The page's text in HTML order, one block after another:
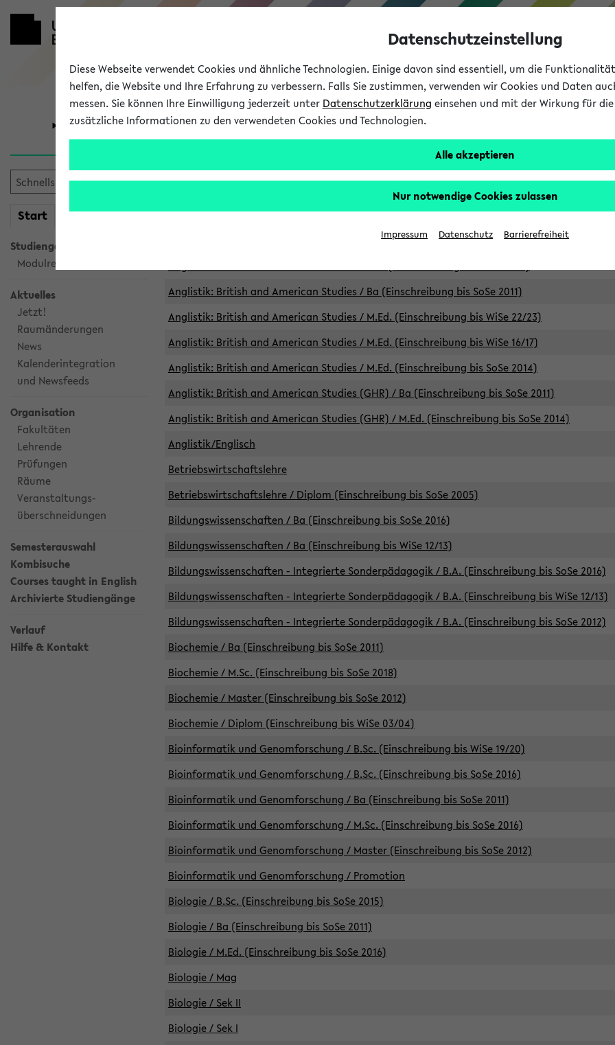
Universität Forschung Studium
Start meineKVV
Studiengangsauswahl
Modulrecherche
Aktuelles
Jetzt!
Raumänderungen
News
Kalenderintegration
und Newsfeeds
Organisation
Fakultäten
Lehrende
Prüfungen
Räume
Veranstaltungs-
überschneidungen
Semesterauswahl
Kombisuche
Courses taught in English
Archivierte Studiengänge
Verlauf
Hilfe & Kontakt
Archivierte Studiengänge
Anglistik: British and American Studies / B.A. (Einschreibung bis WiSe 16/17)
Anglistik: British and American Studies / B.A. (Einschreibung bis SoSe 2015)
Anglistik: British and American Studies / Ba (Einschreibung bis SoSe 2011)
Anglistik: British and American Studies / M.Ed. (Einschreibung bis WiSe 22/23)
Anglistik: British and American Studies / M.Ed. (Einschreibung bis WiSe 16/17)
Anglistik: British and American Studies / M.Ed. (Einschreibung bis SoSe 2014)
Anglistik: British and American Studies (GHR) / Ba (Einschreibung bis SoSe 2011)
Anglistik: British and American Studies (GHR) / M.Ed. (Einschreibung bis SoSe 2014)
Anglistik/Englisch
Betriebswirtschaftslehre
Betriebswirtschaftslehre / Diplom (Einschreibung bis SoSe 2005)
Bildungswissenschaften / Ba (Einschreibung bis SoSe 2016)
Bildungswissenschaften / Ba (Einschreibung bis WiSe 12/13)
Bildungswissenschaften - Integrierte Sonderpädagogik / B.A. (Einschreibung bis SoSe 2016)
Bildungswissenschaften - Integrierte Sonderpädagogik / B.A. (Einschreibung bis WiSe 12/13)
Bildungswissenschaften - Integrierte Sonderpädagogik / B.A. (Einschreibung bis SoSe 2012)
Biochemie / Ba (Einschreibung bis SoSe 2011)
Biochemie / M.Sc. (Einschreibung bis SoSe 2018)
Biochemie / Master (Einschreibung bis SoSe 2012)
Biochemie / Diplom (Einschreibung bis WiSe 03/04)
Bioinformatik und Genomforschung / B.Sc. (Einschreibung bis WiSe 19/20)
Bioinformatik und Genomforschung / B.Sc. (Einschreibung bis SoSe 2016)
Bioinformatik und Genomforschung / Ba (Einschreibung bis SoSe 2011)
Bioinformatik und Genomforschung / M.Sc. (Einschreibung bis SoSe 2016)
Bioinformatik und Genomforschung / Master (Einschreibung bis SoSe 2012)
Bioinformatik und Genomforschung / Promotion
Biologie / B.Sc. (Einschreibung bis SoSe 2015)
Biologie / Ba (Einschreibung bis SoSe 2011)
Biologie / M.Ed. (Einschreibung bis SoSe 2016)
Biologie / Mag
Biologie / Sek II
Biologie / Sek I
Datenschutzeinstellung
Diese Webseite verwendet Cookies und ähnliche Technologien. Einige davon sind essentiell, um die
helfen, die Website und Ihre Erfahrung zu verbessern. Falls Sie zustimmen, verwenden wir Cookies und Daten
messen. Sie können Ihre Einwilligung jederzeit unter Datenschutzerklärung einsehen und mit der Wirkung für
zusätzliche Informationen zu den verwendeten Cookies und Technologien.
Alle akzeptieren
Nur notwendige Cookies zulassen
Impressum Datenschutz Barrierefreiheit